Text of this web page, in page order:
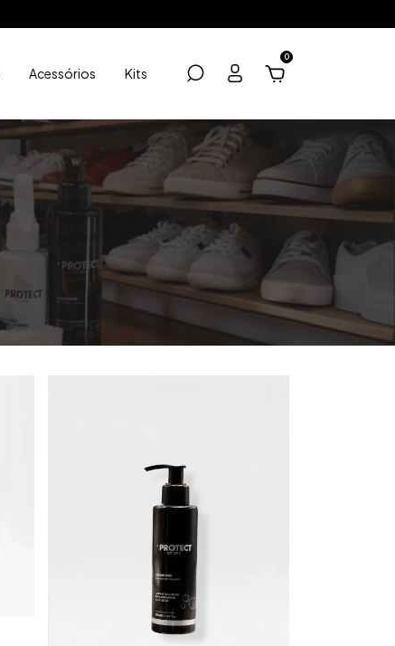
Acessórios Kits
0